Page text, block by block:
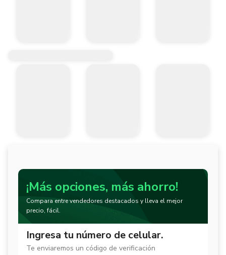
¡Más opciones, más ahorro!
Compara entre vendedores destacados y lleva el mejor
precio, fácil.
Ingresa tu número de celular.
Te enviaremos un código de verificación